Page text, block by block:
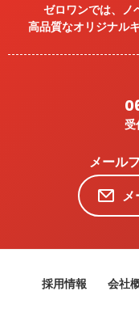
ゼロワンでは、ノ
高品質なオリジナル
受
メール
メ
採用情報 会社